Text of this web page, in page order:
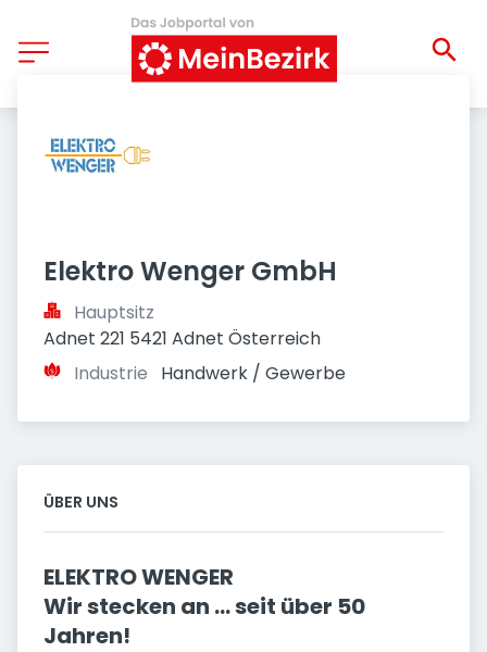
Elektro Wenger GmbH
Hauptsitz
Adnet 221 5421 Adnet Österreich
Industrie
Handwerk / Gewerbe
ÜBER UNS
ELEKTRO WENGER
Wir stecken an … seit über 50
Jahren!